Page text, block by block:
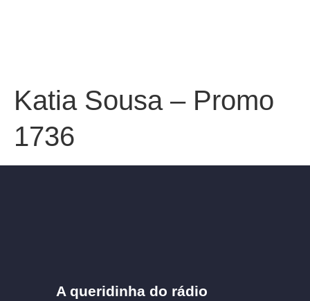
Katia Sousa – Promo
1736
A queridinha do rádio